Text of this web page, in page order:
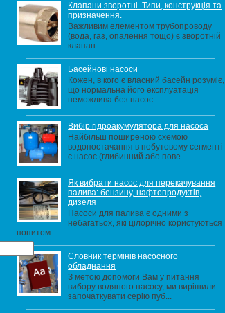
Клапани зворотні. Типи, конструкція та
призначення.
Важливим елементом трубопроводу
(вода, газ, опалення тощо) є зворотній
клапан...
Басейнові насоси
Кожен, в кого є власний басейн розуміє,
що нормальна його експлуатація
неможлива без насос...
Вибір гідроакумулятора для насоса
Найбільш поширеною схемою
водопостачання в побутовому сегменті
є насос (глибинний або пове...
Як вибрати насос для перекачування
палива: бензину, нафтопродуктів,
дизеля
Насоси для палива є одними з
небагатьох, які цілорічно користуються
попитом...
Словник термінів насосного
обладнання
З метою допомоги Вам у питання
вибору водяного насосу, ми вирішили
започаткувати серію пуб...